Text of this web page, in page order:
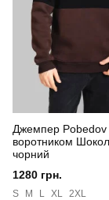
Країна - виробник
Джемпер Pobedov
воротником
чорний
1280 грн.
S M L XL 2XL